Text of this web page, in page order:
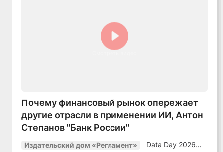
Почему финансовый рынок опережает
другие отрасли в применении ИИ, Антон
Степанов "Банк России"
Издательский дом «Регламент»
Data Day 2026